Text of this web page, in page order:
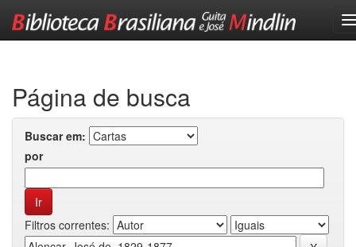
Página de busca
Buscar em:
por
Filtros correntes: